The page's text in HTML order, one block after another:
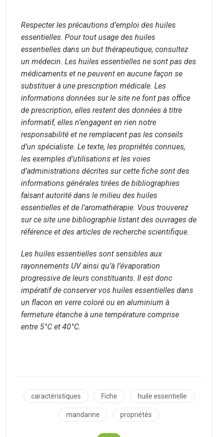
Respecter les précautions d’emploi des huiles
essentielles. Pour tout usage des huiles
essentielles dans un but thérapeutique, consultez
un médecin. Les huiles essentielles ne sont pas des
médicaments et ne peuvent en aucune façon se
substituer à une prescription médicale. Les
informations données sur le site ne font pas office
de prescription, elles restent des données à titre
informatif, elles n’engagent en rien notre
responsabilité et ne remplacent pas les conseils
d’un spécialiste. Le texte, les propriétés connues,
les exemples d’utilisations et les voies
d’administrations décrites sur cette fiche sont des
informations générales tirées de bibliographies
faisant autorité dans le milieu des huiles
essentielles et de l’aromathérapie. Vous trouverez
sur ce site une bibliographie listant des ouvrages de
référence et des articles de recherche scientifique.
Les huiles essentielles sont sensibles aux
rayonnements UV ainsi qu’à l’évaporation
progressive de leurs constituants. Il est donc
impératif de conserver vos huiles essentielles dans
un flacon en verre coloré ou en aluminium à
fermeture étanche à une température comprise
entre 5°C et 40°C.
caractéristiques Fiche huile essentielle
mandarine propriétés